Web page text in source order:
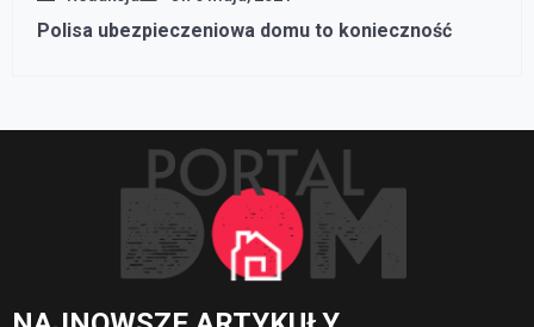
Polisa ubezpieczeniowa domu to konieczność